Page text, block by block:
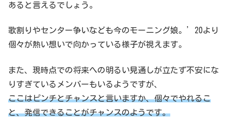
あると言えるでしょう。
歌割りやセンター争いなども今のモーニング娘。’20より
個々が熱い想いで向かっている様子が視えます。
また、現時点での将来への明るい見通しが立たず不安にな
りすぎているメンバーもいるようですが、
ここはピンチとチャンスと言いますか、個々でやれるこ
と、発信できることがチャンスのようです。